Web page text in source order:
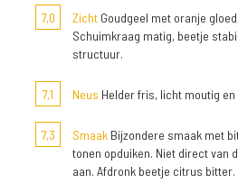
7,0
Zicht Goudgeel met oranje
Schuimkraag matig, beetje
structuur.
7,1 Neus Helder fris, licht moutig en
7,3 Smaak Bijzondere smaak met
tonen opduiken. Niet direct van
aan. Afdronk beetje citrus bitter.